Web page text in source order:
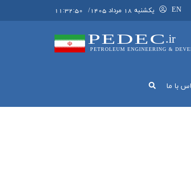
EN يکشنبه 18 مرداد 1405 /
11:32:51
PEDEC.ir
PETROLEUM ENGINEERING &
با ما